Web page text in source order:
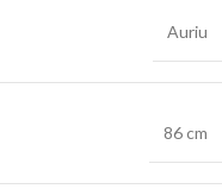
Auriu
86 cm